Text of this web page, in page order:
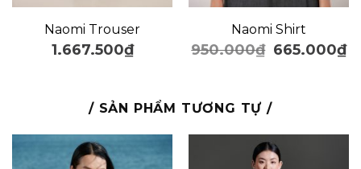
Naomi Trouser
1.667.500₫
Naomi Shirt
950.000₫ 665.000₫
/ SẢN PHẨM TƯƠNG TỰ /